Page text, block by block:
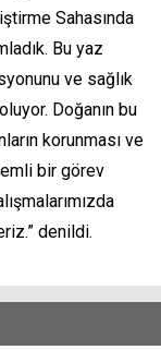
Sahasında
Bu yaz
ve sağlık
Doğanın bu
korunması ve
bir görev
denildi.